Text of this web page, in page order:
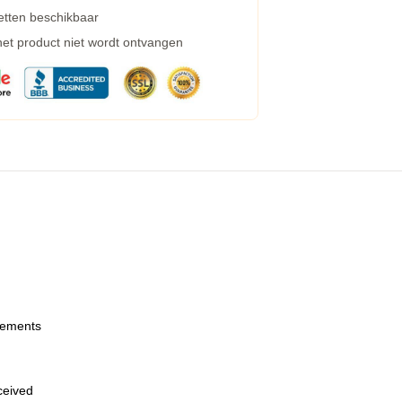
beschikbaar
product niet wordt ontvangen